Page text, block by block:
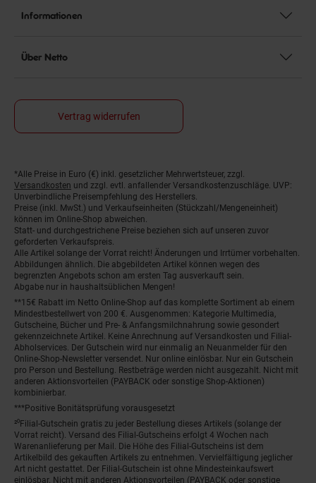
Informationen
Über Netto
Vertrag widerrufen
Fußnoten
*Alle Preise in Euro (€) inkl. gesetzlicher Mehrwertsteuer, zzgl.
Versandkosten und zzgl. evtl. anfallender Versandkostenzuschläge. UVP:
Unverbindliche Preisempfehlung des Herstellers.
Preise (inkl. MwSt.) und Verkaufseinheiten (Stückzahl/Mengeneinheit)
können im Online-Shop abweichen.
Statt- und durchgestrichene Preise beziehen sich auf unseren zuvor
geforderten Verkaufspreis.
Alle Artikel solange der Vorrat reicht! Änderungen und Irrtümer vorbehalten.
Abbildungen ähnlich. Die abgebildeten Artikel können wegen des
begrenzten Angebots schon am ersten Tag ausverkauft sein.
Abgabe nur in haushaltsüblichen Mengen!
**15€ Rabatt im Netto Online-Shop auf das komplette Sortiment ab einem
Mindestbestellwert von 200 €. Ausgenommen: Kategorie Multimedia,
Gutscheine, Bücher und Pre- & Anfangsmilchnahrung sowie gesondert
gekennzeichnete Artikel. Keine Anrechnung auf Versandkosten und Filial-
Abholservices. Der Gutschein wird nur einmalig an Neuanmelder für den
Online-Shop-Newsletter versendet. Nur online einlösbar. Nur ein Gutschein
pro Person und Bestellung. Restbeträge werden nicht ausgezahlt. Nicht mit
anderen Aktionsvorteilen (PAYBACK oder sonstige Shop-Aktionen)
kombinierbar.
***Positive Bonitätsprüfung vorausgesetzt
²⁰Filial-Gutschein gratis zu jeder Bestellung dieses Artikels (solange der
Vorrat reicht). Versand des Filial-Gutscheins erfolgt 4 Wochen nach
Warenanlieferung per Mail. Die Höhe des Filial-Gutscheins ist dem
Artikelbild des gekauften Artikels zu entnehmen. Vervielfältigung jeglicher
Art nicht gestattet. Der Filial-Gutschein ist ohne Mindesteinkaufswert
einlösbar. Nicht mit anderen Aktionsvorteilen (PAYBACK oder sonstige